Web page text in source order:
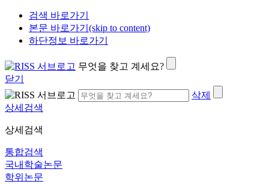
검색 바로가기
본문 바로가기(skip to content)
하단정보 바로가기
무엇을 찾고 계세요?
닫기
삭제
상세검색
상세검색
통합검색
국내학술논문
학위논문